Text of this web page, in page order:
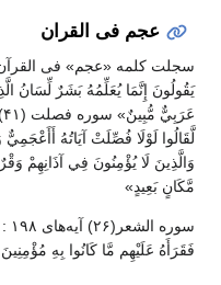
عجم فی القران
يَقُولُونَ إِنَّمَا يُعَلِّمُهُ بَشَرٌ لِّسَانُ
لَّقَالُوا لَوْلَا فُصِّلَتْ آيَاتُهُ
وَالَّذِينَ لَا يُؤْمِنُونَ فِي آذَانِهِمْ
مَّكَانٍ بَعِيدٍ»
فَقَرَأَهُ عَلَيْهِم مَّا كَانُوا بِهِ مُؤْمِنِينَ